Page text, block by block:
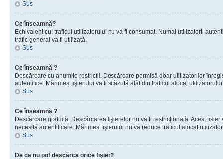
Sus
Ce înseamnă?
Echivalent cu: traficul utilizatorului nu va fi consumat. Numai utilizatorii
trafic general va fi utilizată.
Sus
Ce înseamnă ?
Descărcare cu anumite restricţii. Descărcare permisă doar utilizatorilor
autentifice. Mărimea fişierului va fi scăzută atât din traficul alocat
Sus
Ce înseamnă ?
Descărcare gratuită. Descărcarea fişierelor nu va fi restricţionată. Acest
necesită autentificare. Mărimea fişierului nu va reduce traficul alocat
Sus
De ce nu pot descărca orice fişier?